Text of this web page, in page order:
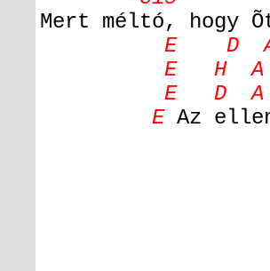
Mert méltó, hogy
E D
E H A
E D A
EAz